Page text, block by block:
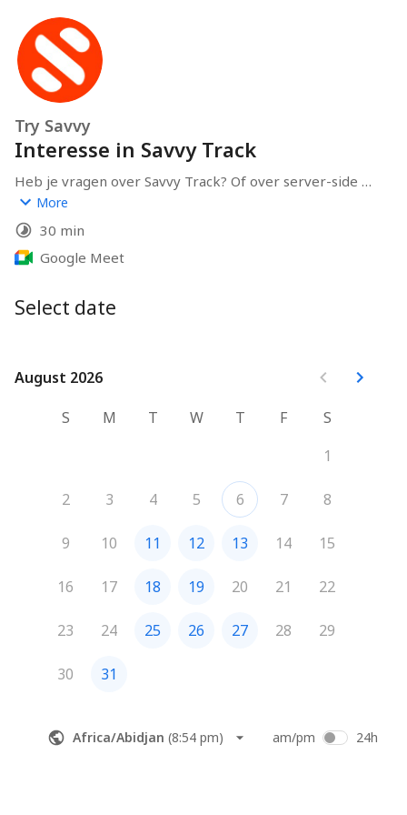
Try Savvy
Interesse in Savvy Track
Heb je vragen over Savvy Track? Of over server-side
tracking in het algemeen? Plan een afspraak, dan
helpen wij jou verder. Tot snel!
More
30 min
Google Meet
Select date
August 2026
August 2026
S
M T W T F
S
1
2 3 4 5 6 7 8
9 10 11 12 13 14 15
16 17 18 19 20 21 22
23 24 25 26 27 28 29
30 31
Africa/Abidjan (8:54 pm) am/pm 24h